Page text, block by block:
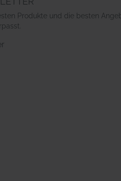
Produkte und die besten